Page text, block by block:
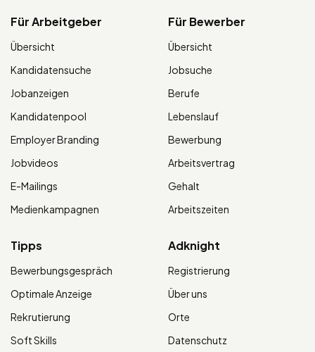
Für Arbeitgeber
Übersicht
Kandidatensuche
Jobanzeigen
Kandidatenpool
Employer Branding
Jobvideos
E-Mailings
Medienkampagnen
Für Bewerber
Übersicht
Jobsuche
Berufe
Lebenslauf
Bewerbung
Arbeitsvertrag
Gehalt
Arbeitszeiten
Tipps
Bewerbungsgespräch
Optimale Anzeige
Rekrutierung
Soft Skills
Adknight
Registrierung
Über uns
Orte
Datenschutz